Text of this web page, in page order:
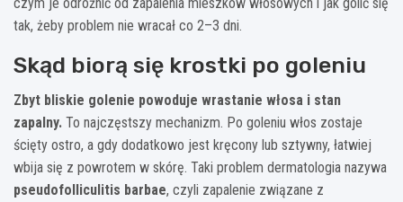
tak, żeby problem nie wracał co 2–3 dni.
Skąd biorą się krostki po goleniu
Zbyt bliskie golenie powoduje wrastanie włosa i stan
zapalny. To najczęstszy mechanizm. Po goleniu włos zostaje
ścięty ostro, a gdy dodatkowo jest kręcony lub sztywny, łatwiej
wbija się z powrotem w skórę. Taki problem dermatologia nazywa
pseudofolliculitis barbae, czyli zapalenie związane z